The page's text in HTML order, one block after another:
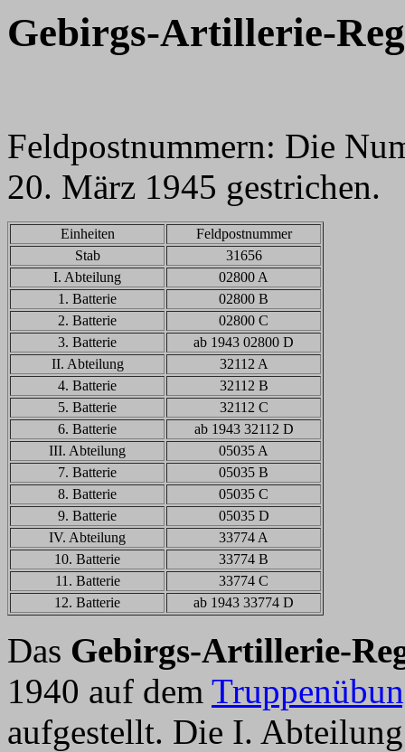
Gebirgs-Artillerie-
Feldpostnummern: Die
20. März 1945 gestrichen.
Einheiten
Feldpostnummer
Stab
31656
I. Abteilung
02800 A
1. Batterie
02800 B
2. Batterie
02800 C
3. Batterie
ab 1943 02800 D
II. Abteilung
32112 A
4. Batterie
32112 B
5. Batterie
32112 C
6. Batterie
ab 1943 32112 D
III. Abteilung
05035 A
7. Batterie
05035 B
8. Batterie
05035 C
9. Batterie
05035 D
IV. Abteilung
33774 A
10. Batterie
33774 B
11. Batterie
33774 C
12. Batterie
ab 1943 33774 D
Das Gebirgs-Artillerie-
1940 auf dem
aufgestellt. Die I.